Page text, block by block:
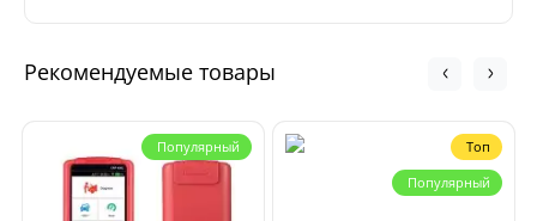
Рекомендуемые товары
Популярный
Топ
Популярный